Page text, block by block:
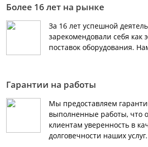
Более 16 лет на рынке
За 16 лет успешной
зарекомендовали себя как
поставок оборудования.
Гарантии на работы
Мы предоставляем
выполненные работы, что
клиентам уверенность в
долговечности наших услуг.